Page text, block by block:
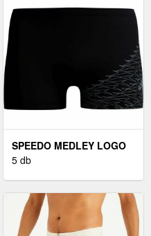
SPEEDO MEDLEY LOGO
FÉRFI ÚSZÓNADRÁG,
5 db